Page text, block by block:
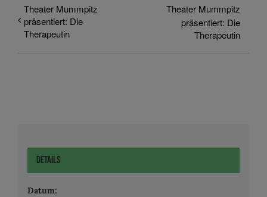
Theater Mummpitz
präsentiert: Die
Therapeutin
Theater Mummpitz
präsentiert: Die
Therapeutin
Details
Datum: